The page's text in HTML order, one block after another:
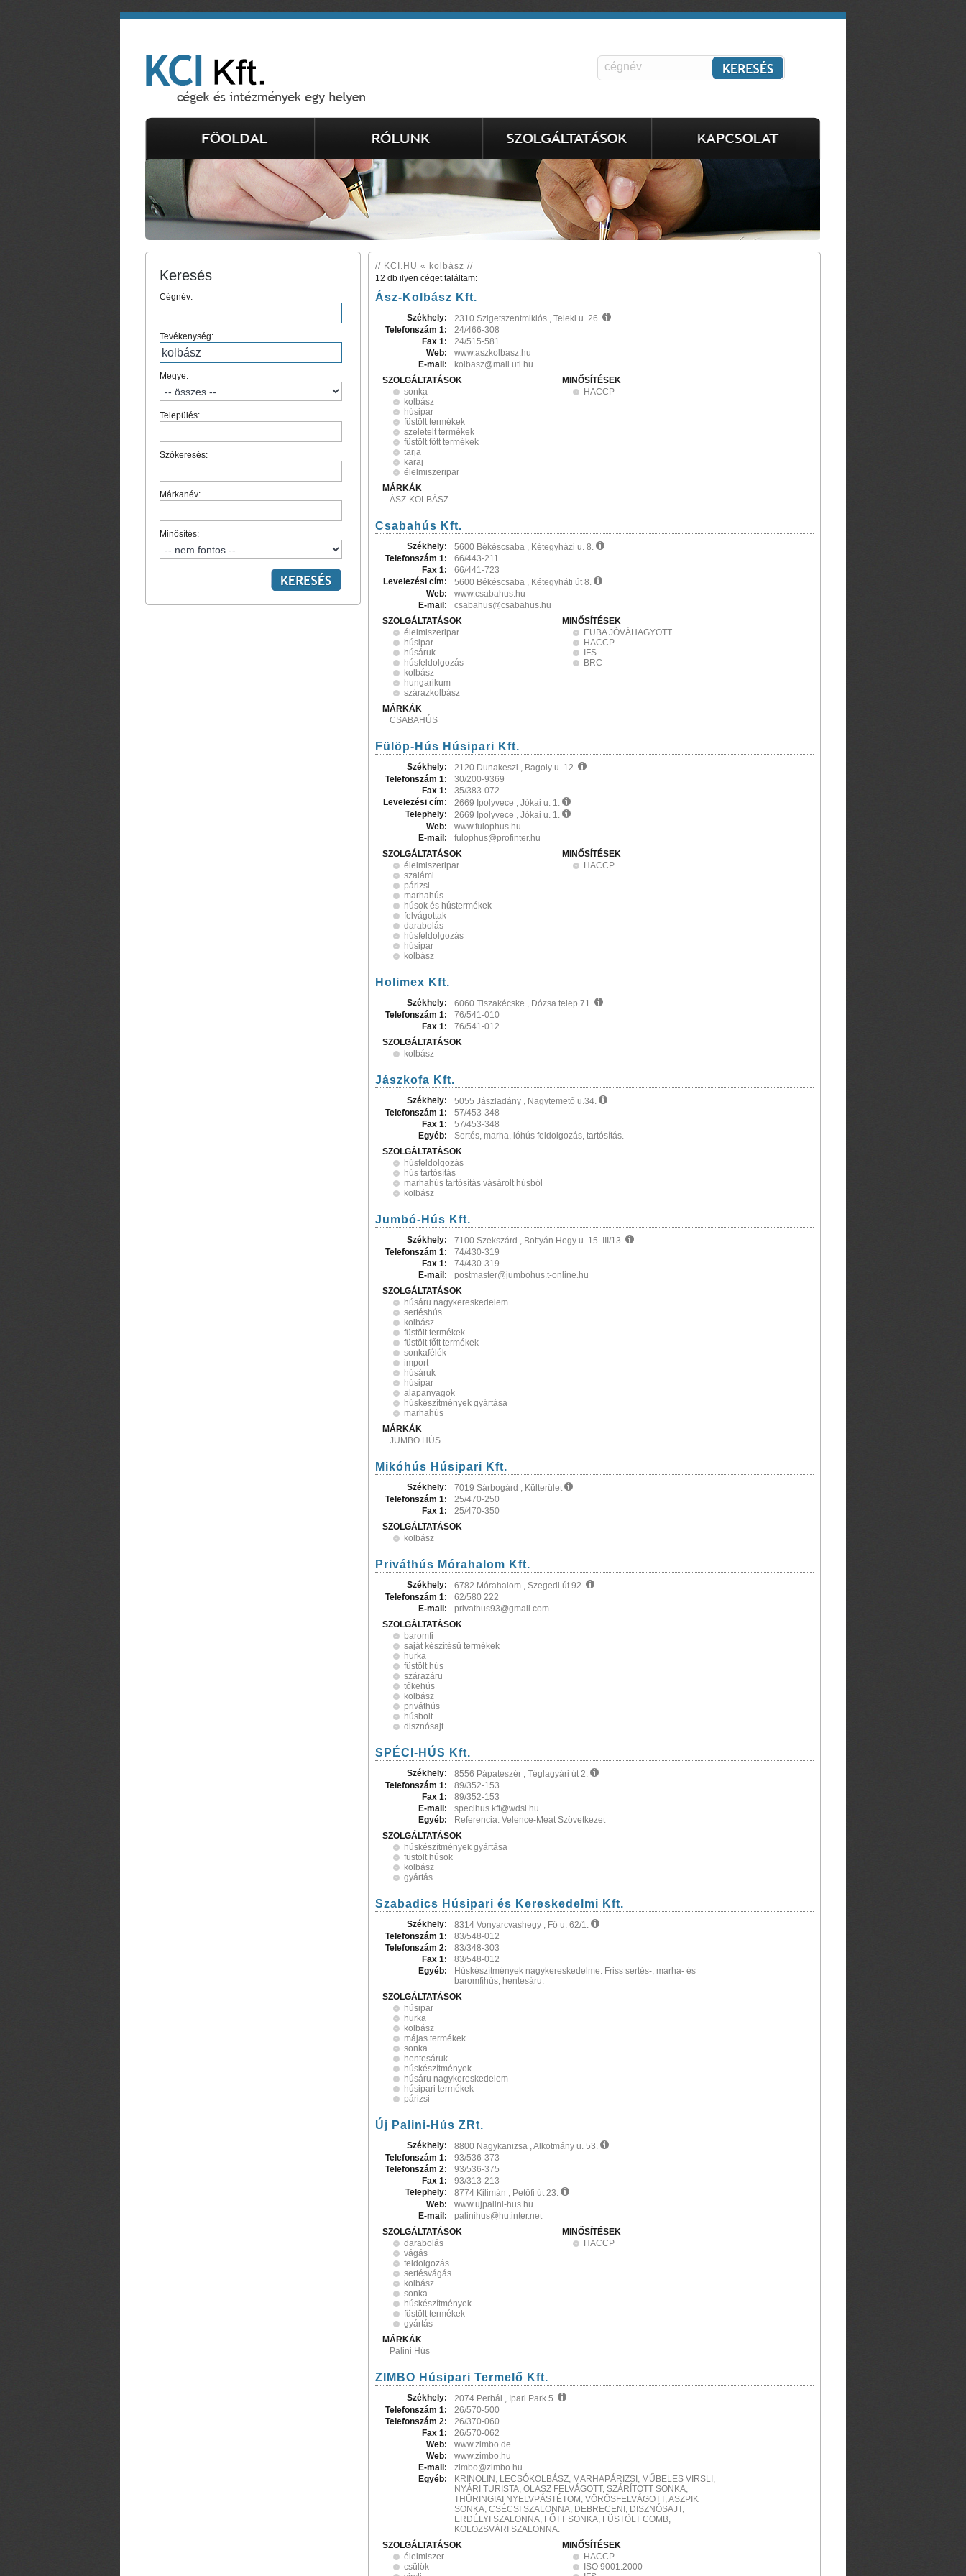
Keresés
Cégnév:
Tevékenység:
Megye:
Település:
Szókeresés:
Márkanév:
Minősítés:
// KCI.HU « kolbász //
12 db ilyen céget találtam:
Ász-Kolbász Kft.
Székhely:
2310 Szigetszentmiklós , Teleki u. 26.
Telefonszám 1:
24/466-308
Fax 1:
24/515-581
Web:
www.aszkolbasz.hu
E-mail:
kolbasz@mail.uti.hu
SZOLGÁLTATÁSOK
sonka
kolbász
húsipar
füstölt termékek
szeletelt termékek
füstölt főtt termékek
tarja
karaj
élelmiszeripar
MINŐSÍTÉSEK
HACCP
MÁRKÁK
ÁSZ-KOLBÁSZ
Csabahús Kft.
Székhely:
5600 Békéscsaba , Kétegyházi u. 8.
Telefonszám 1:
66/443-211
Fax 1:
66/441-723
Levelezési cím:
5600 Békéscsaba , Kétegyháti út 8.
Web:
www.csabahus.hu
E-mail:
csabahus@csabahus.hu
SZOLGÁLTATÁSOK
élelmiszeripar
húsipar
húsáruk
húsfeldolgozás
kolbász
hungarikum
szárazkolbász
MINŐSÍTÉSEK
EUBA JÓVÁHAGYOTT
HACCP
IFS
BRC
MÁRKÁK
CSABAHÚS
Fülöp-Hús Húsipari Kft.
Székhely:
2120 Dunakeszi , Bagoly u. 12.
Telefonszám 1:
30/200-9369
Fax 1:
35/383-072
Levelezési cím:
2669 Ipolyvece , Jókai u. 1.
Telephely:
2669 Ipolyvece , Jókai u. 1.
Web:
www.fulophus.hu
E-mail:
fulophus@profinter.hu
SZOLGÁLTATÁSOK
élelmiszeripar
szalámi
párizsi
marhahús
húsok és hústermékek
felvágottak
darabolás
húsfeldolgozás
húsipar
kolbász
MINŐSÍTÉSEK
HACCP
Holimex Kft.
Székhely:
6060 Tiszakécske , Dózsa telep 71.
Telefonszám 1:
76/541-010
Fax 1:
76/541-012
SZOLGÁLTATÁSOK
kolbász
Jászkofa Kft.
Székhely:
5055 Jászladány , Nagytemető u.34.
Telefonszám 1:
57/453-348
Fax 1:
57/453-348
Egyéb:
Sertés, marha, lóhús feldolgozás, tartósítás.
SZOLGÁLTATÁSOK
húsfeldolgozás
hús tartósítás
marhahús tartósítás vásárolt húsból
kolbász
Jumbó-Hús Kft.
Székhely:
7100 Szekszárd , Bottyán Hegy u. 15. III/13.
Telefonszám 1:
74/430-319
Fax 1:
74/430-319
E-mail:
postmaster@jumbohus.t-online.hu
SZOLGÁLTATÁSOK
húsáru nagykereskedelem
sertéshús
kolbász
füstölt termékek
füstölt főtt termékek
sonkafélék
import
húsáruk
húsipar
alapanyagok
húskészítmények gyártása
marhahús
MÁRKÁK
JUMBO HÚS
Mikóhús Húsipari Kft.
Székhely:
7019 Sárbogárd , Külterület
Telefonszám 1:
25/470-250
Fax 1:
25/470-350
SZOLGÁLTATÁSOK
kolbász
Priváthús Mórahalom Kft.
Székhely:
6782 Mórahalom , Szegedi út 92.
Telefonszám 1:
62/580 222
E-mail:
privathus93@gmail.com
SZOLGÁLTATÁSOK
baromfi
saját készítésű termékek
hurka
füstölt hús
szárazáru
tőkehús
kolbász
priváthús
húsbolt
disznósajt
SPÉCI-HÚS Kft.
Székhely:
8556 Pápateszér , Téglagyári út 2.
Telefonszám 1:
89/352-153
Fax 1:
89/352-153
E-mail:
specihus.kft@wdsl.hu
Egyéb:
Referencia: Velence-Meat Szövetkezet
SZOLGÁLTATÁSOK
húskészítmények gyártása
füstölt húsok
kolbász
gyártás
Szabadics Húsipari és Kereskedelmi Kft.
Székhely:
8314 Vonyarcvashegy , Fő u. 62/1.
Telefonszám 1:
83/548-012
Telefonszám 2:
83/348-303
Fax 1:
83/548-012
Egyéb:
Húskészítmények nagykereskedelme. Friss sertés-, marha- és
baromfihús, hentesáru.
SZOLGÁLTATÁSOK
húsipar
hurka
kolbász
májas termékek
sonka
hentesáruk
húskészítmények
húsáru nagykereskedelem
húsipari termékek
párizsi
Új Palini-Hús ZRt.
Székhely:
8800 Nagykanizsa , Alkotmány u. 53.
Telefonszám 1:
93/536-373
Telefonszám 2:
93/536-375
Fax 1:
93/313-213
Telephely:
8774 Kilimán , Petőfi út 23.
Web:
www.ujpalini-hus.hu
E-mail:
palinihus@hu.inter.net
SZOLGÁLTATÁSOK
darabolás
vágás
feldolgozás
sertésvágás
kolbász
sonka
húskészítmények
füstölt termékek
gyártás
MINŐSÍTÉSEK
HACCP
MÁRKÁK
Palini Hús
ZIMBO Húsipari Termelő Kft.
Székhely:
2074 Perbál , Ipari Park 5.
Telefonszám 1:
26/570-500
Telefonszám 2:
26/370-060
Fax 1:
26/570-062
Web:
www.zimbo.de
Web:
www.zimbo.hu
E-mail:
zimbo@zimbo.hu
Egyéb:
KRINOLIN, LECSÓKOLBÁSZ, MARHAPÁRIZSI, MŰBELES VIRSLI,
NYÁRI TURISTA, OLASZ FELVÁGOTT, SZÁRÍTOTT SONKA,
THÜRINGIAI NYELVPÁSTÉTOM, VÖRÖSFELVÁGOTT, ASZPIK
SONKA, CSÉCSI SZALONNA, DEBRECENI, DISZNÓSAJT,
ERDÉLYI SZALONNA, FŐTT SONKA, FÜSTÖLT COMB,
KOLOZSVÁRI SZALONNA.
SZOLGÁLTATÁSOK
élelmiszer
csülök
MINŐSÍTÉSEK
HACCP
ISO 9001:2000